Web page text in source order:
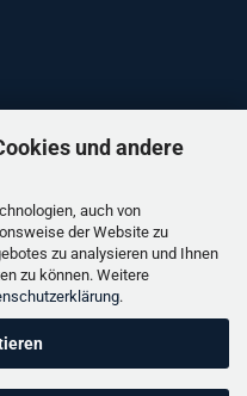
und andere
auch von
der Website zu
zu analysieren und Ihnen
zu können. Weitere
.